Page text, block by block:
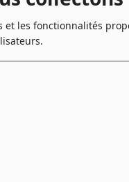
et les fonctionnalités
Version